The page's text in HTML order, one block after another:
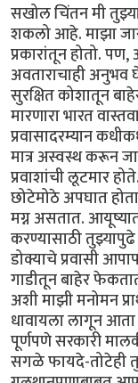
सखोल चिंतन मी
शकलो आहे. माझा
प्रकारांतून होतो.
अवताराचाही अनुभव
सुरक्षित कोशातून
मारणारा भारत
प्रवासादरम्यान
मात्र अस्वस्थ करून
प्रवाशांची लूटमार
छोटेमोठे अपघात
मग्न असतात.
करण्यासाठी
डोक्याचे प्रवासी
गाडीतून बाहेर
अशी माझी मनोमन
धावायला लागून
पूर्णपणे सरकारी
सगळे फायदे-तोटेही